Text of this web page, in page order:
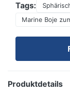
Tags:
Marine Boje
Produktdetails